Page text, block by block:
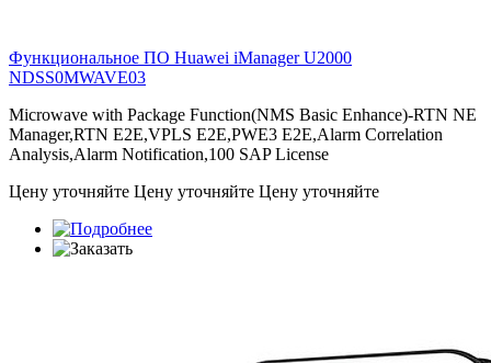
Функциональное ПО Huawei iManager U2000
NDSS0MWAVE03
Microwave with Package Function(NMS Basic Enhance)-RTN NE
Manager,RTN E2E,VPLS E2E,PWE3 E2E,Alarm Correlation
Analysis,Alarm Notification,100 SAP License
Цену уточняйте Цену уточняйте Цену уточняйте